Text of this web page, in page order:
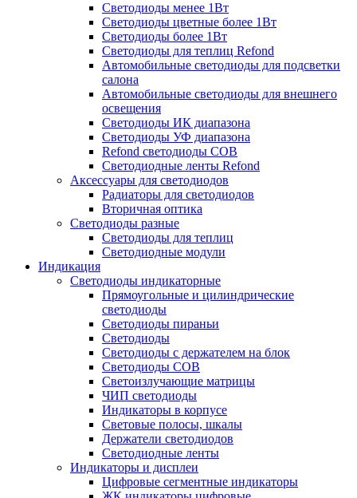
Светодиоды менее 1Вт
Светодиоды цветные более 1Вт
Светодиоды более 1Вт
Светодиоды для теплиц Refond
Автомобильные светодиоды для подсветки
салона
Автомобильные светодиоды для внешнего
освещения
Светодиоды ИК диапазона
Светодиоды УФ диапазона
Refond светодиоды COB
Светодиодные ленты Refond
Аксессуары для светодиодов
Радиаторы для светодиодов
Вторичная оптика
Светодиоды разные
Светодиоды для теплиц
Светодиодные модули
Индикация
Светодиоды индикаторные
Прямоугольные и цилиндрические
светодиоды
Светодиоды пираньи
Светодиоды
Светодиоды с держателем на блок
Светодиоды COB
Светоизлучающие матрицы
ЧИП светодиоды
Индикаторы в корпусе
Световые полосы, шкалы
Держатели светодиодов
Светодиодные ленты
Индикаторы и дисплеи
Цифровые сегментные индикаторы